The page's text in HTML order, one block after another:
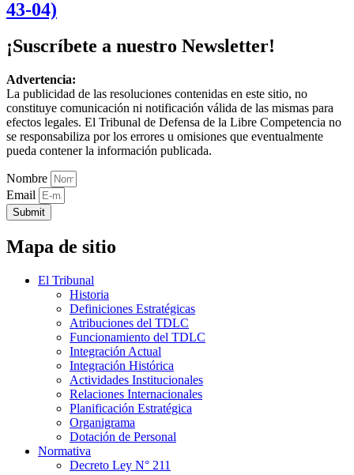
43-04)
¡Suscríbete a nuestro Newsletter!
Advertencia:
La publicidad de las resoluciones contenidas en este sitio, no
constituye comunicación ni notificación válida de las mismas para
efectos legales. El Tribunal de Defensa de la Libre Competencia no
se responsabiliza por los errores u omisiones que eventualmente
pueda contener la información publicada.
Nombre
Email
Submit
Mapa de sitio
El Tribunal
Historia
Definiciones Estratégicas
Atribuciones del TDLC
Funcionamiento del TDLC
Integración Actual
Integración Histórica
Actividades Institucionales
Relaciones Internacionales
Planificación Estratégica
Organigrama
Dotación de Personal
Normativa
Decreto Ley N° 211